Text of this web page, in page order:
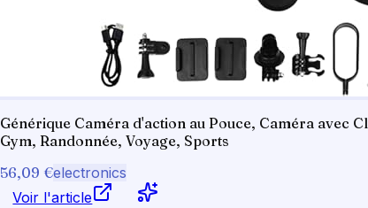
Générique Caméra d'action au Pouce, Caméra avec
Gym, Randonnée, Voyage, Sports
56,09 €electronics
Voir l'article